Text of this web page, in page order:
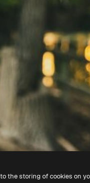
the storing of cookies on